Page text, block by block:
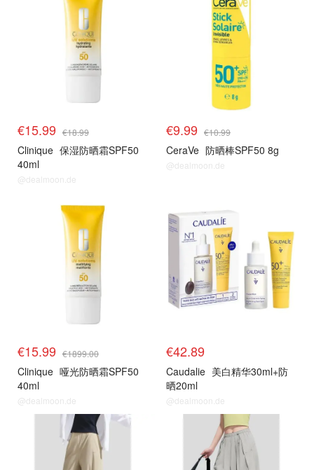
€15.99 €18.99
Clinique 保湿防晒霜SPF50
40ml
@dealmoon.de
€9.99 €10.99
CeraVe 防晒棒SPF50 8g
@dealmoon.de
€15.99 €1899.00
Clinique 哑光防晒霜SPF50
40ml
@dealmoon.de
€42.89
Caudalie 美白精华30ml+防
晒20ml
@dealmoon.de
蕉下防晒 独家8折 蕉下防晒 独家8折